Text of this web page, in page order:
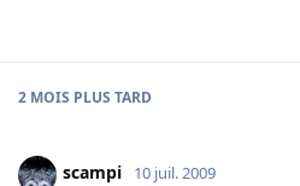
2 MOIS PLUS TARD
scampi 10 juil. 2009